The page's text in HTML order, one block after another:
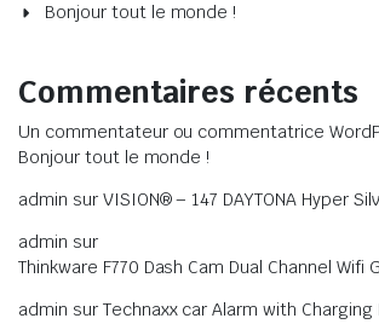
Bonjour tout le monde !
Commentaires récents
Un commentateur ou commentatrice
Bonjour tout le monde !
admin sur VISION® – 147 DAYTONA Hyper
admin sur
Thinkware F770 Dash Cam Dual Channel Wifi
admin sur Technaxx car Alarm with Charging